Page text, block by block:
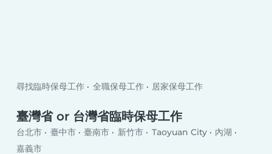
尋找臨時保母工作 全職保母工作 居家保母工作
臺灣省 or 台灣省臨時保母工作
台北市 臺中市 臺南市 新竹市 Taoyuan City
內湖
嘉義市